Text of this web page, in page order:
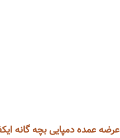
عرضه عمده دمپایی بچه گانه